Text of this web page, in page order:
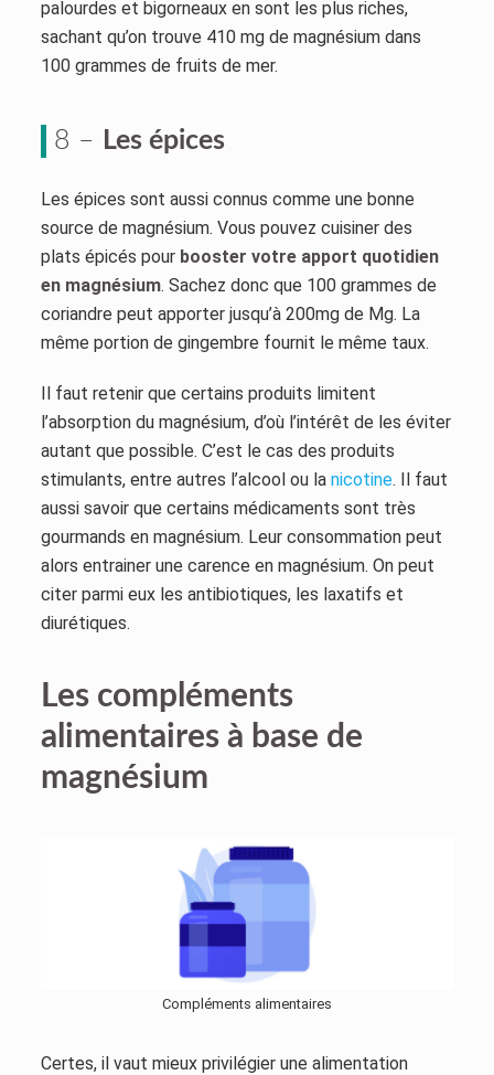
palourdes et bigorneaux en sont les plus riches,
sachant qu’on trouve 410 mg de magnésium dans
100 grammes de fruits de mer.
8 – Les épices
Les épices sont aussi connus comme une bonne
source de magnésium. Vous pouvez cuisiner des
plats épicés pour booster votre apport quotidien
en magnésium. Sachez donc que 100 grammes de
coriandre peut apporter jusqu’à 200mg de Mg. La
même portion de gingembre fournit le même taux.
Il faut retenir que certains produits limitent
l’absorption du magnésium, d’où l’intérêt de les éviter
autant que possible. C’est le cas des produits
stimulants, entre autres l’alcool ou la nicotine. Il faut
aussi savoir que certains médicaments sont très
gourmands en magnésium. Leur consommation peut
alors entrainer une carence en magnésium. On peut
citer parmi eux les antibiotiques, les laxatifs et
diurétiques.
Les compléments
alimentaires à base de
magnésium
Compléments alimentaires
Certes, il vaut mieux privilégier une alimentation